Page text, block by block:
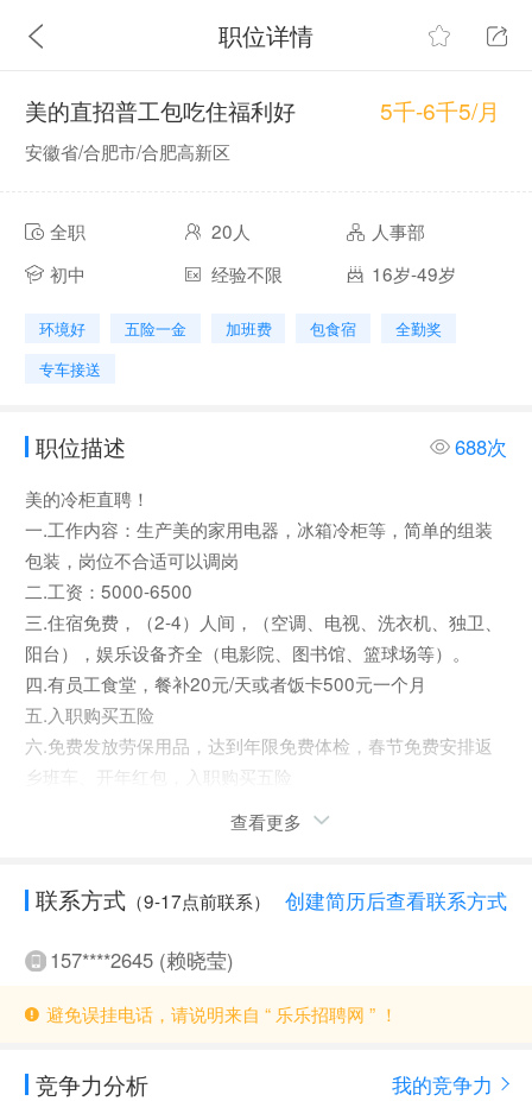
职位详情
美的直招普工包吃住福利好 5千-6千5/月
安徽省/合肥市/合肥高新区
全职 20人
人事部
初中
经验不限 16岁-49岁
环境好 五险一金 加班费 包食宿
全勤奖
专车接送
职位描述 688次
美的冷柜直聘！
一.工作内容：生产美的家用电器，冰箱冷柜等，简单的组装
包装，岗位不合适可以调岗
二.工资：5000-6500
三.住宿免费，（2-4）人间，（空调、电视、洗衣机、独卫、
阳台），娱乐设备齐全（电影院、图书馆、篮球场等）。
四.有员工食堂，餐补20元/天或者饭卡500元一个月
五.入职购买五险
六.免费发放劳保用品，达到年限免费体检，春节免费安排返
乡班车、开年红包，入职购买五险
技术通道：工艺员、电气工程师、品质管理、模具技师等
作经验优先
查看更多
联系方式（9-17点前联系） 创建简历后查看联系方式
157****2645 (赖晓莹)
避免误挂电话，请说明来自 “ 乐乐招聘网 ” ！
竞争力分析 我的竞争力